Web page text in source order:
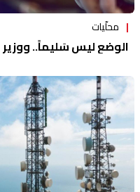
محلّيات
الوضع ليس سَليماً.. ووزير